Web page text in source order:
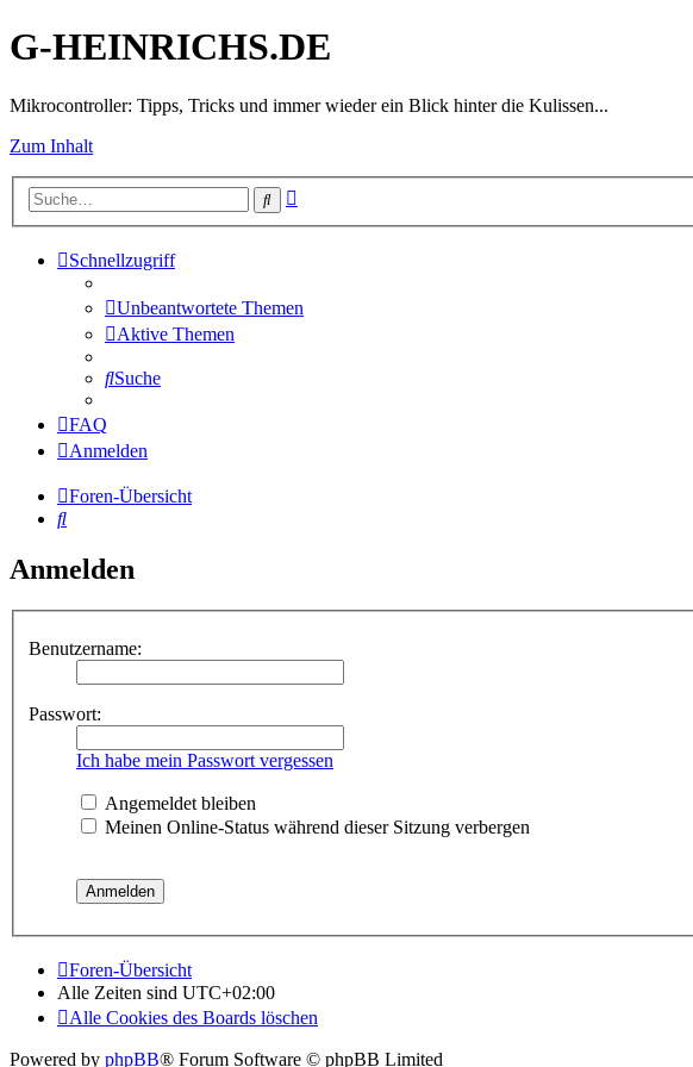
G-HEINRICHS.DE
Mikrocontroller: Tipps, Tricks und immer wieder ein Blick hinter die Kulissen...
Zum Inhalt
Suche
Schnellzugriff
Unbeantwortete Themen
Aktive Themen
Suche
FAQ
Anmelden
Foren-Übersicht
Suche
Anmelden
Benutzername:
Passwort:
Ich habe mein Passwort vergessen
Angemeldet bleiben
Meinen Online-Status während dieser Sitzung verbergen
Foren-Übersicht
Alle Zeiten sind UTC+02:00
Alle Cookies des Boards löschen
Powered by phpBB® Forum Software © phpBB Limited